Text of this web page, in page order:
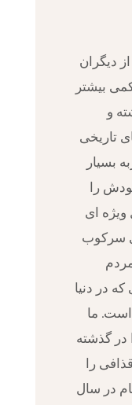
بیشتر
و
تاریخی
بسیار
را
ویژه ای
سرکوب
در دنیا
ما
گذشته
را
در سال